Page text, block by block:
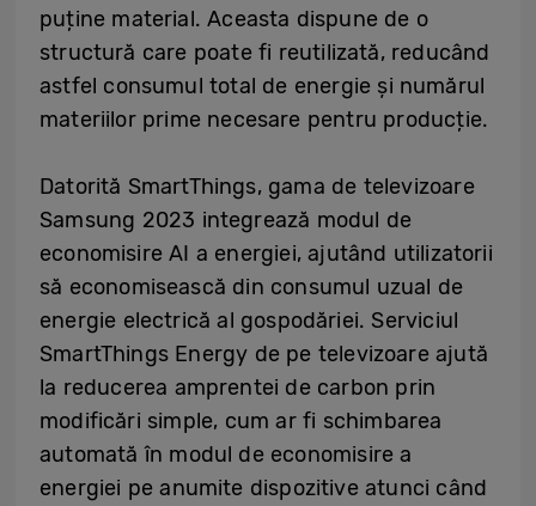
puține material. Aceasta dispune de o
structură care poate fi reutilizată, reducând
astfel consumul total de energie și numărul
materiilor prime necesare pentru producție.
Datorită SmartThings, gama de televizoare
Samsung 2023 integrează modul de
economisire AI a energiei, ajutând utilizatorii
să economisească din consumul uzual de
energie electrică al gospodăriei. Serviciul
SmartThings Energy de pe televizoare ajută
la reducerea amprentei de carbon prin
modificări simple, cum ar fi schimbarea
automată în modul de economisire a
energiei pe anumite dispozitive atunci când